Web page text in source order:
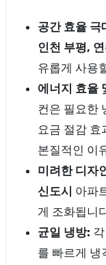
공간 효율 극
인천 부평,
유롭게 사용
에너지 효율
컨은 필요한
요금 절감 효
본질적인 이
미려한 디자
신도시 아파
게 조화됩니
균일 냉방:
를 빠르게 냉